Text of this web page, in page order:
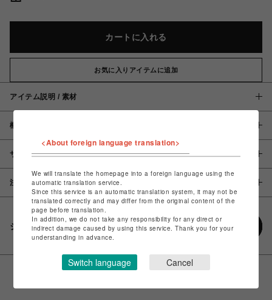
カートに入れる
お気に入りアイテムに追加
アイテム説明 / 素材
概要
サイズ
注意事項
シェアする
<About foreign language translation>
We will translate the homepage into a foreign language using the
automatic translation service.
Since this service is an automatic translation system, it may not be
translated correctly and may differ from the original content of the
page before translation.
In addition, we do not take any responsibility for any direct or
indirect damage caused by using this service. Thank you for your
understanding in advance.
Switch language Cancel